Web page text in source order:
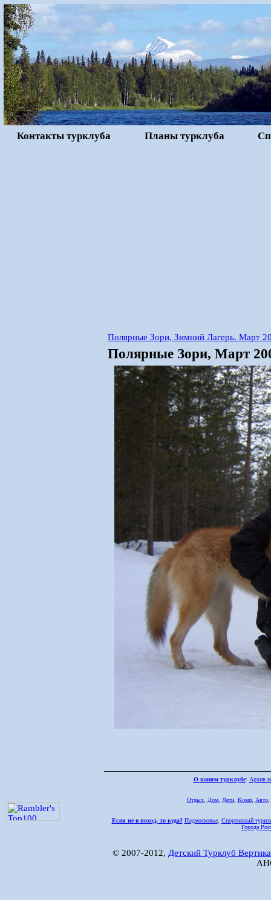
Контакты турклуба Планы турклуба
Полярные Зори, Зимний Лагерь. Март
Полярные Зори, Март
О нашем турклубе: Архив
Отдых, Дом, Дети, Комп, Авто,
Если не в поход, то куда? Подмосковье, Спортивный
Города
© 2007-2012, Детский Турклуб